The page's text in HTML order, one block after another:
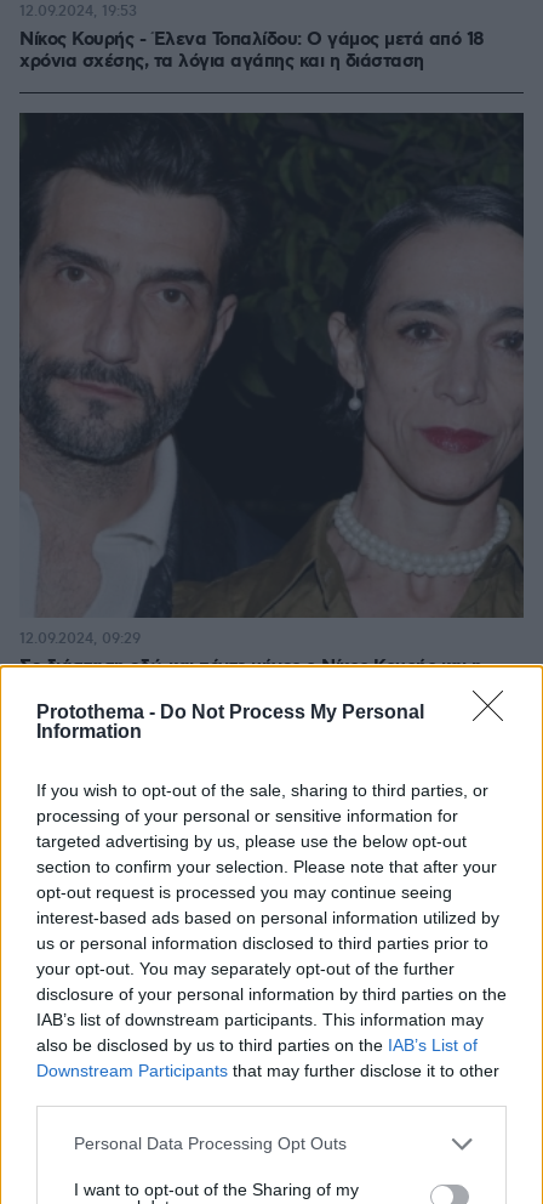
Protothema - Do Not Process My Personal
Information
If you wish to opt-out of the sale, sharing to third parties, or
processing of your personal or sensitive information for
targeted advertising by us, please use the below opt-out
section to confirm your selection. Please note that after your
opt-out request is processed you may continue seeing
interest-based ads based on personal information utilized by
us or personal information disclosed to third parties prior to
your opt-out. You may separately opt-out of the further
disclosure of your personal information by third parties on the
IAB’s list of downstream participants. This information may
also be disclosed by us to third parties on the IAB’s List of
Downstream Participants that may further disclose it to other
Please note that this website/app uses one or more Google
not limited to your visit or usage behaviour. You may click to
Personal Data Processing Opt Outs
I want to opt-out of the Sharing of my
Νίκος Κουρής - Έλενα Τοπαλίδου: Ο γάμος μετά από 18
χρόνια σχέσης, τα λόγια αγάπης και η διάσταση
12.09.2024, 19:53
Σε διάσταση εδώ και πέντε μήνες ο Νίκος Κουρής και η
12.09.2024, 09:29